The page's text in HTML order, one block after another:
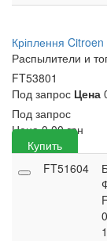
Кріплення
Распылители и
FT53801
Под запрос Цена
Под запрос
Цена 0,00грн
Купить
FT51604